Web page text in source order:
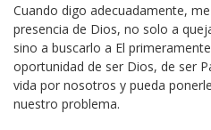
Cuando digo adecuadamente,
presencia de Dios, no solo a
sino a buscarlo a El
oportunidad de ser Dios, de ser
vida por nosotros y pueda
nuestro problema.